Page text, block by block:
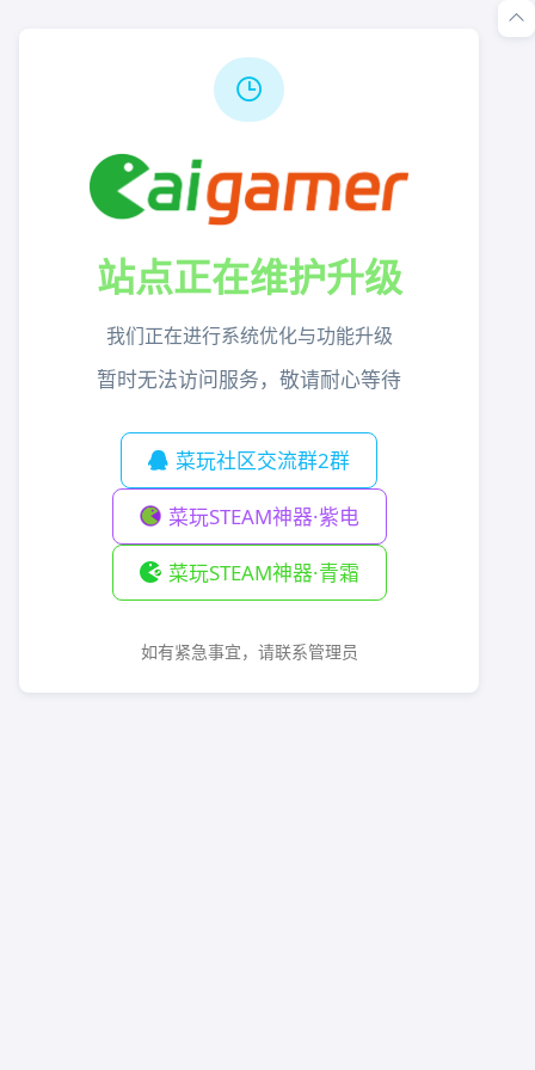
站点正在维护升级
我们正在进行系统优化与功能升级
暂时无法访问服务，敬请耐心等待
菜玩社区交流群2群
菜玩STEAM神器·紫电
菜玩STEAM神器·青霜
如有紧急事宜，请联系管理员